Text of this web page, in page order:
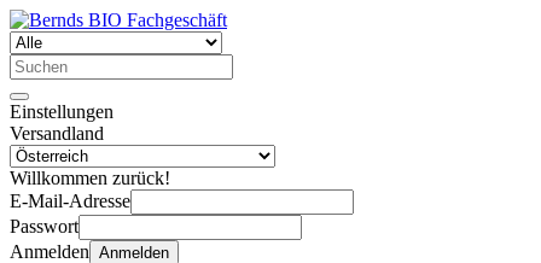
Einstellungen
Versandland
Willkommen zurück!
E-Mail-Adresse
Passwort
Anmelden Anmelden